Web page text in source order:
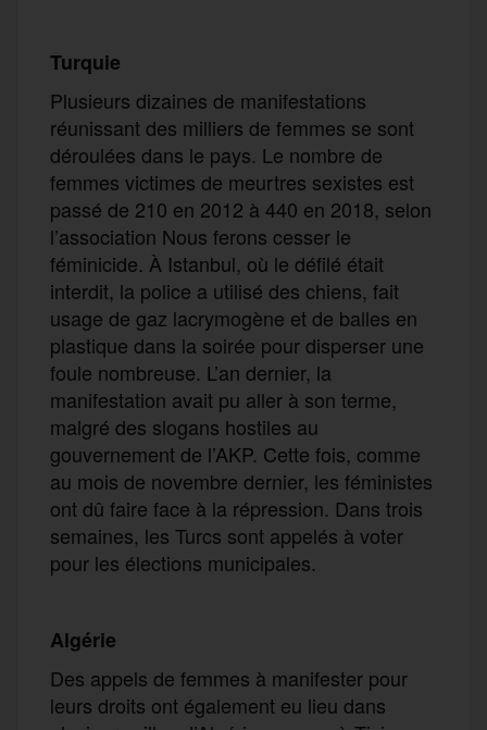
Turquie
Plusieurs dizaines de manifestations
réunissant des milliers de femmes se sont
déroulées dans le pays. Le nombre de
femmes victimes de meurtres sexistes est
passé de 210 en 2012 à 440 en 2018, selon
l’association Nous ferons cesser le
féminicide. À Istanbul, où le défilé était
interdit, la police a utilisé des chiens, fait
usage de gaz lacrymogène et de balles en
plastique dans la soirée pour disperser une
foule nombreuse. L’an dernier, la
manifestation avait pu aller à son terme,
malgré des slogans hostiles au
gouvernement de l’AKP. Cette fois, comme
au mois de novembre dernier, les féministes
ont dû faire face à la répression. Dans trois
semaines, les Turcs sont appelés à voter
pour les élections municipales.
Algérie
Des appels de femmes à manifester pour
leurs droits ont également eu lieu dans